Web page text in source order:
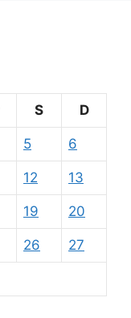
S D
5 6
12 13
19 20
26 27